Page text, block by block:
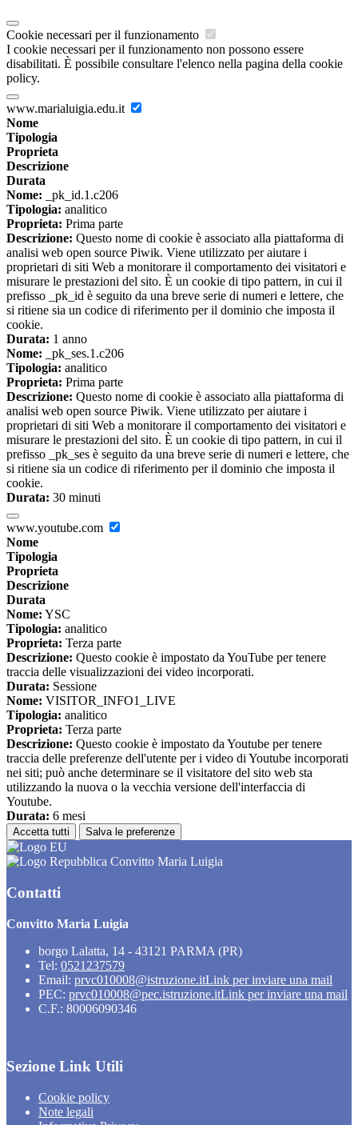
Cookie necessari per il funzionamento
I cookie necessari per il funzionamento non possono essere
disabilitati. È possibile consultare l'elenco nella pagina della cookie
policy.
www.marialuigia.edu.it
Nome
Tipologia
Proprieta
Descrizione
Durata
Nome: _pk_id.1.c206
Tipologia: analitico
Proprieta: Prima parte
Descrizione: Questo nome di cookie è associato alla piattaforma di
analisi web open source Piwik. Viene utilizzato per aiutare i
proprietari di siti Web a monitorare il comportamento dei visitatori e
misurare le prestazioni del sito. È un cookie di tipo pattern, in cui il
prefisso _pk_id è seguito da una breve serie di numeri e lettere, che
si ritiene sia un codice di riferimento per il dominio che imposta il
cookie.
Durata: 1 anno
Nome: _pk_ses.1.c206
Tipologia: analitico
Proprieta: Prima parte
Descrizione: Questo nome di cookie è associato alla piattaforma di
analisi web open source Piwik. Viene utilizzato per aiutare i
proprietari di siti Web a monitorare il comportamento dei visitatori e
misurare le prestazioni del sito. È un cookie di tipo pattern, in cui il
prefisso _pk_ses è seguito da una breve serie di numeri e lettere, che
si ritiene sia un codice di riferimento per il dominio che imposta il
cookie.
Durata: 30 minuti
www.youtube.com
Nome
Tipologia
Proprieta
Descrizione
Durata
Nome: YSC
Tipologia: analitico
Proprieta: Terza parte
Descrizione: Questo cookie è impostato da YouTube per tenere
traccia delle visualizzazioni dei video incorporati.
Durata: Sessione
Nome: VISITOR_INFO1_LIVE
Tipologia: analitico
Proprieta: Terza parte
Descrizione: Questo cookie è impostato da Youtube per tenere
traccia delle preferenze dell'utente per i video di Youtube incorporati
nei siti; può anche determinare se il visitatore del sito web sta
utilizzando la nuova o la vecchia versione dell'interfaccia di
Youtube.
Durata: 6 mesi
Accetta tutti Salva le preferenze
Convitto Maria Luigia
Contatti
Convitto Maria Luigia
borgo Lalatta, 14 - 43121 PARMA (PR)
Tel: 0521237579
Email: prvc010008@istruzione.itLink per inviare una mail
PEC: prvc010008@pec.istruzione.itLink per inviare una mail
C.F.: 80006090346
Sezione Link Utili
Cookie policy
Note legali